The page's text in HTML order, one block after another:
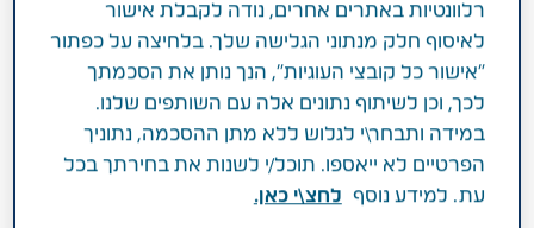
מחלות מערכת העצבים המרכזית
פעילות רפואית
התרופה מיועדת לטיפול בתסמיני דיכאון בחולים עם
או ללא היסטוריה של מאניה. לאחר השגת תגובה
רלוונטיות באתרים אחרים, נודה לקבלת אישור
לאיסוף חלק מנתוני הגלישה שלך. בלחיצה על כפתור
"אישור כל קובצי העוגיות", הנך נותן את הסכמתך
לכך, וכן לשיתוף נתונים אלה עם השותפים שלנו.
במידה ותבחר\י לגלוש ללא מתן ההסכמה, נתוניך
הפרטיים לא ייאספו. תוכל/י לשנות את בחירתך בכל
עת. למידע נוסף
לחצ\י כאן.